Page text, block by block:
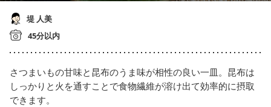
堤 人美
45分以内
さつまいもの甘味と昆布のうま味が相性の良い一皿。昆布は
しっかりと火を通すことで食物繊維が溶け出て効率的に摂取
できます。